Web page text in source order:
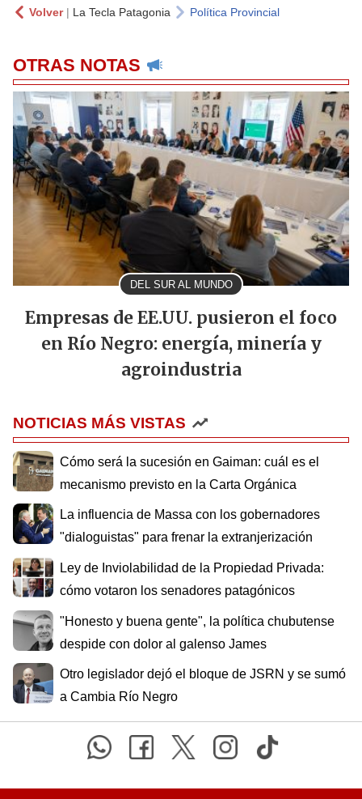
Volver| La Tecla Patagonia Política Provincial
OTRAS NOTAS
DEL SUR AL MUNDO
Empresas de EE.UU. pusieron el foco
en Río Negro: energía, minería y
agroindustria
NOTICIAS MÁS VISTAS
Cómo será la sucesión en Gaiman: cuál es el
mecanismo previsto en la Carta Orgánica
La influencia de Massa con los gobernadores
"dialoguistas" para frenar la extranjerización
Ley de Inviolabilidad de la Propiedad Privada:
cómo votaron los senadores patagónicos
"Honesto y buena gente", la política chubutense
despide con dolor al galenso James
Otro legislador dejó el bloque de JSRN y se sumó
a Cambia Río Negro